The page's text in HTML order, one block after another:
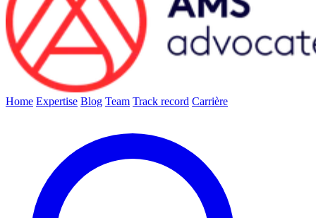
Home Expertise Blog Team Track record Carrière